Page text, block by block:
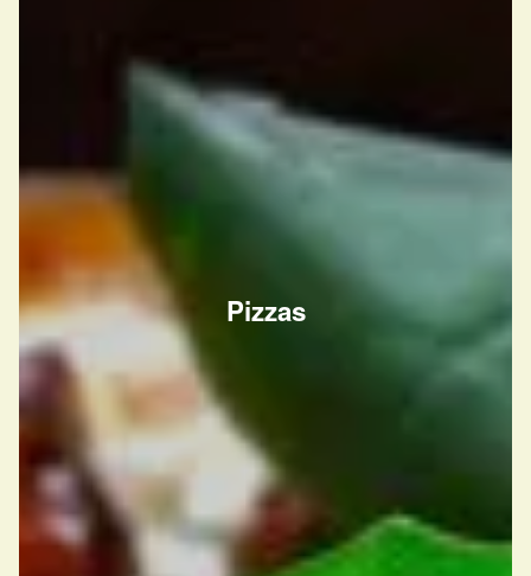
Pizzas